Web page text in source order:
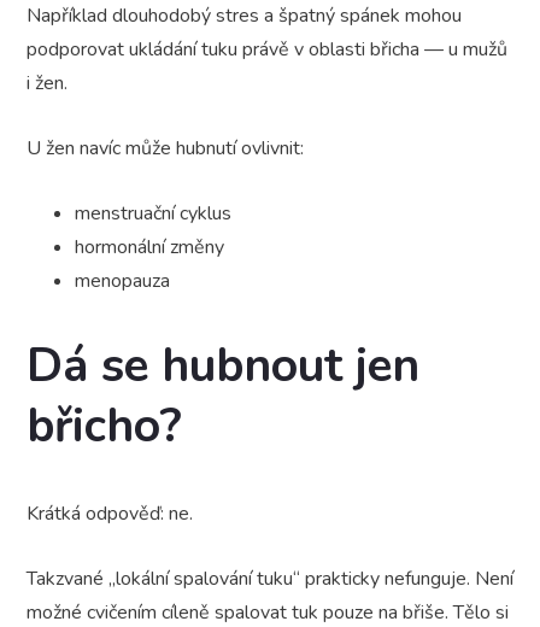
Například dlouhodobý stres a špatný spánek mohou
podporovat ukládání tuku právě v oblasti břicha — u mužů
i žen.
U žen navíc může hubnutí ovlivnit:
menstruační cyklus
hormonální změny
menopauza
Dá se hubnout jen
břicho?
Krátká odpověď: ne.
Takzvané „lokální spalování tuku“ prakticky nefunguje. Není
možné cvičením cíleně spalovat tuk pouze na břiše. Tělo si